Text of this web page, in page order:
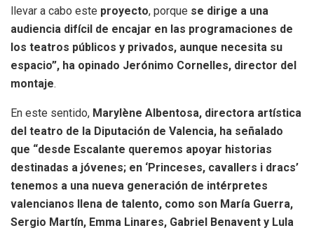
llevar a cabo este proyecto, porque se dirige a una
audiencia difícil de encajar en las programaciones de
los teatros públicos y privados, aunque necesita su
espacio”, ha opinado Jerónimo Cornelles, director del
montaje.
En este sentido, Marylène Albentosa, directora artística
del teatro de la Diputación de Valencia, ha señalado
que “desde Escalante queremos apoyar historias
destinadas a jóvenes; en ‘Princeses, cavallers i dracs’
tenemos a una nueva generación de intérpretes
valencianos llena de talento, como son María Guerra,
Sergio Martín, Emma Linares, Gabriel Benavent y Lula